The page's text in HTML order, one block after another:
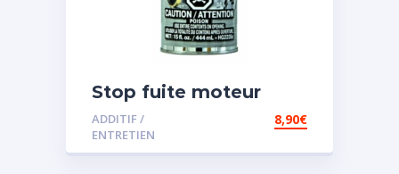
Stop fuite moteur
ADDITIF /
ENTRETIEN
8,90€